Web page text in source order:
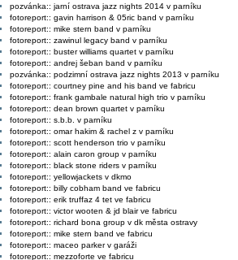
pozvánka:: jarní ostrava jazz nights 2014 v parníku
fotoreport:: gavin harrison & 05ric band v parníku
fotoreport:: mike stern band v parníku
fotoreport:: zawinul legacy band v parníku
fotoreport:: buster williams quartet v parníku
fotoreport:: andrej šeban band v parníku
pozvánka:: podzimní ostrava jazz nights 2013 v parníku
fotoreport:: courtney pine and his band ve fabricu
fotoreport:: frank gambale natural high trio v parníku
fotoreport:: dean brown quartet v parníku
fotoreport:: s.b.b. v parníku
fotoreport:: omar hakim & rachel z v parníku
fotoreport:: scott henderson trio v parníku
fotoreport:: alain caron group v parníku
fotoreport:: black stone riders v parníku
fotoreport:: yellowjackets v dkmo
fotoreport:: billy cobham band ve fabricu
fotoreport:: erik truffaz 4 tet ve fabricu
fotoreport:: victor wooten & jd blair ve fabricu
fotoreport:: richard bona group v dk města ostravy
fotoreport:: mike stern band ve fabricu
fotoreport:: maceo parker v garáži
fotoreport:: mezzoforte ve fabricu